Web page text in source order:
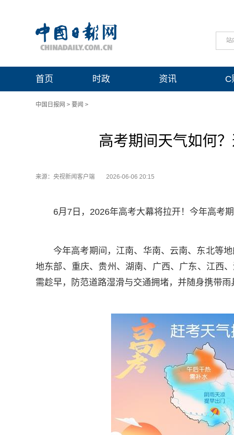
站
首页 时政 资讯 C
中国日报网 > 要闻 >
高考期间天气如何
来源：央视新闻客户端 2026-06-06 20:15
6月7日，2026年高考大幕将拉开！今年高考
今年高考期间，江南、华南、云南、东北等
地东部、重庆、贵州、湖南、广西、广东、江西
需趁早，防范道路湿滑与交通拥堵，并随身携带雨